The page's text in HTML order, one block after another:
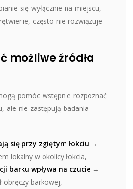
się wyłącznie na miejscu,
często nie rozwiązuje
możliwe źródła
pomóc wstępnie rozpoznać
ale nie zastępują badania
się przy zgiętym łokciu →
lokalny w okolicy łokcia,
barku wpływa na czucie →
obręczy barkowej,